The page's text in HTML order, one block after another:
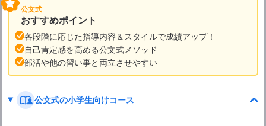
公文式
おすすめポイント
各段階に応じた指導内容＆スタイルで成績アップ！
自己肯定感を高める公文式メソッド
部活や他の習い事と両立させやすい
公文式の小学生向けコース